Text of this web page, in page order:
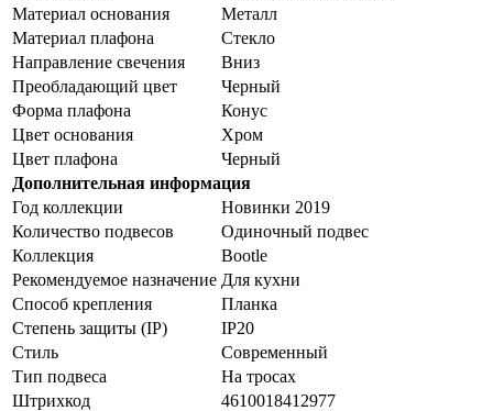
Материал основания
Металл
Материал плафона
Стекло
Направление свечения
Вниз
Преобладающий цвет
Черный
Форма плафона
Конус
Цвет основания
Хром
Цвет плафона
Черный
Дополнительная информация
Год коллекции
Новинки 2019
Количество подвесов
Одиночный подвес
Коллекция
Bootle
Рекомендуемое назначение Для кухни
Способ крепления
Планка
Степень защиты (IP)
IP20
Стиль
Cовременный
Тип подвеса
На тросах
Штрихкод
4610018412977